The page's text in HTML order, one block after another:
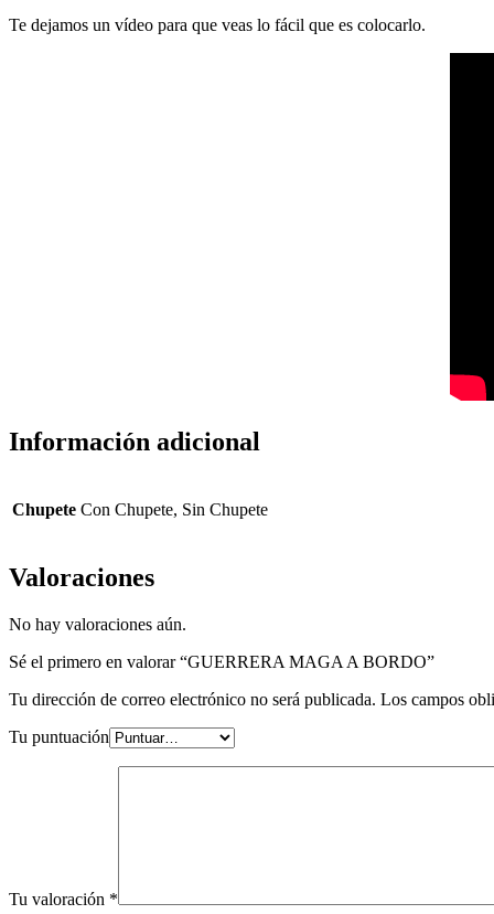
Te dejamos un vídeo para que veas lo fácil que es colocarlo.
Información adicional
Chupete Con Chupete, Sin Chupete
Valoraciones
No hay valoraciones aún.
Sé el primero en valorar “GUERRERA MAGA A BORDO”
Tu dirección de correo electrónico no será publicada. Los campos
Tu puntuación
Tu valoración *